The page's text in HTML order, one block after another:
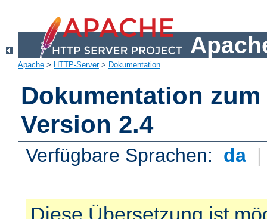
Apache > HTTP-Server> Dokumentation
Dokumentation zum
Version 2.4
Verfügbare Sprachen: da |
Diese Übersetzung ist